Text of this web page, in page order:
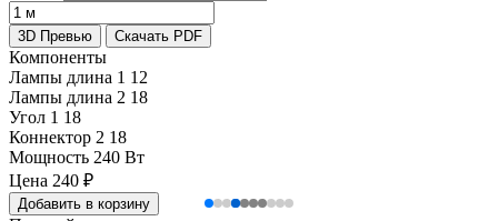
3D Превью Скачать PDF
Компоненты
Лампы длина 1 12
Лампы длина 2 18
Угол 1 18
Коннектор 2 18
Мощность 240 Вт
Цена 240 ₽
Добавить в корзину